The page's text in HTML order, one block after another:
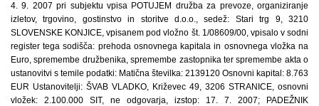
4. 9. 2007 pri subjektu vpisa POTUJEM družba za prevoze, organiziranje
izletov, trgovino, gostinstvo in storitve d.o.o., sedež: Stari trg 9, 3210
SLOVENSKE KONJICE, vpisanem pod vložno št. 1/08609/00, vpisalo v sodni
register tega sodišča: prehoda osnovnega kapitala in osnovnega vložka na
Euro, spremembe družbenika, spremembe zastopnika ter spremembe akta o
ustanovitvi s temile podatki: Matična številka: 2139120 Osnovni kapital: 8.763
EUR Ustanovitelji: ŠVAB VLADKO, Križevec 49, 3206 STRANICE, osnovni
vložek: 2.100.000 SIT, ne odgovarja, izstop: 17. 7. 2007; PADEŽNIK